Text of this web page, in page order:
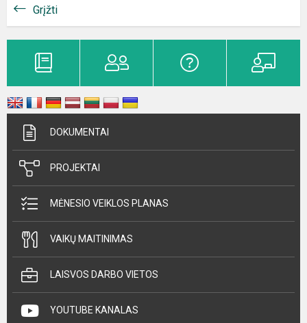
Grįžti
DOKUMENTAI
PROJEKTAI
MĖNESIO VEIKLOS PLANAS
VAIKŲ MAITINIMAS
LAISVOS DARBO VIETOS
YOUTUBE KANALAS